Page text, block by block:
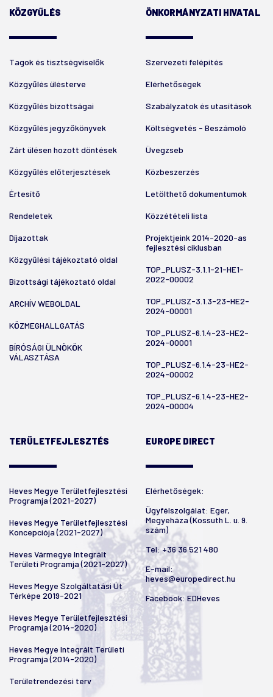
KÖZGYŰLÉS
Tagok és tisztségviselők
Közgyűlés ülésterve
Közgyűlés bizottságai
Közgyűlés jegyzőkönyvek
Zárt ülésen hozott döntések
Közgyűlés előterjesztések
Értesítő
Rendeletek
Díjazottak
Közgyűlési tájékoztató oldal
Bizottsági tájékoztató oldal
ARCHÍV WEBOLDAL
KÖZMEGHALLGATÁS
BÍRÓSÁGI ÜLNÖKÖK
VÁLASZTÁSA
ÖNKORMÁNYZATI HIVATAL
Szervezeti felépítés
Elérhetőségek
Szabályzatok és utasítások
Költségvetés - Beszámoló
Üvegzseb
Közbeszerzés
Letölthető dokumentumok
Közzétételi lista
Projektjeink 2014-2020-as
fejlesztési ciklusban
TOP_PLUSZ-3.1.1-21-HE1-
2022-00002
TOP_PLUSZ-3.1.3-23-HE2-
2024-00001
TOP_PLUSZ-6.1.4-23-HE2-
2024-00001
TOP_PLUSZ-6.1.4-23-HE2-
2024-00002
TOP_PLUSZ-6.1.4-23-HE2-
2024-00004
TERÜLETFEJLESZTÉS
Heves Megye Területfejlesztési
Programja (2021-2027)
Heves Megye Területfejlesztési
Koncepciója (2021-2027)
Heves Vármegye Integrált
Területi Programja (2021-2027)
Heves Megye Szolgáltatási Út
Térképe 2019-2021
Heves Megye Területfejlesztési
Programja (2014-2020)
Heves Megye Integrált Területi
Programja (2014-2020)
Területrendezési terv
EUROPE DIRECT
Elérhetőségek:
Ügyfélszolgálat: Eger,
Megyeháza (Kossuth L. u. 9.
szám)
Tel:+36 36 521 480
E-mail:
heves@europedirect.hu
Facebook: EDHeves